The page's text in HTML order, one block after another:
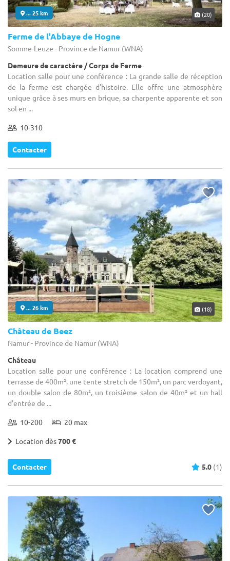
... 25 km (20)
Ferme de l'Abbaye de Hogne
Somme-Leuze - Province de Namur (WNA)
Demeure de caractère / Corps de Ferme
Location salle pour une conférence : La grande salle de réception
de la ferme est chargée d'histoire. Elle offre une atmosphère
unique grâce à ses murs en brique, sa charpente apparente et son
sol en ...
10-310
Contacter
... 26 km (18)
Château de Beez
Namur - Province de Namur (WNA)
Château
Location salle pour une conférence : La location comprend une
terrasse de 400m², une tente stretch de 150m², un parc verdoyant,
un double salon de 80m², un troisième salon de 40m² et un hall
d'entrée de ...
10-200 20 max
Location dès700 €
Contacter 5.0 (1)